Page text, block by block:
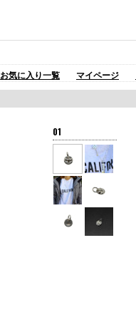
お気に入り一覧
マイページ
01